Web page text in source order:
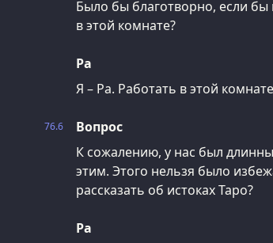
Было бы благотворно, если
в этой комнате?
Ра
Я – Ра. Работать в этой
76.6
Вопрос
К сожалению, у нас был
этим. Этого нельзя было
рассказать об истоках Таро?
Ра